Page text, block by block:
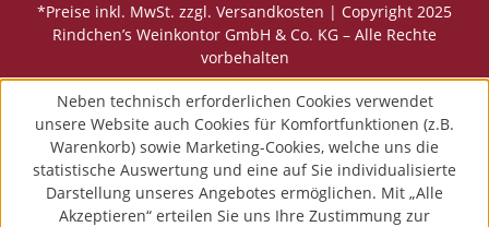
*Preise inkl. MwSt. zzgl. Versandkosten | Copyright 2025
Rindchen’s Weinkontor GmbH & Co. KG – Alle Rechte
vorbehalten
Neben technisch erforderlichen Cookies verwendet
unsere Website auch Cookies für Komfortfunktionen (z.B.
Warenkorb) sowie Marketing-Cookies, welche uns die
statistische Auswertung und eine auf Sie individualisierte
Darstellung unseres Angebotes ermöglichen. Mit „Alle
Akzeptieren“ erteilen Sie uns Ihre Zustimmung zur